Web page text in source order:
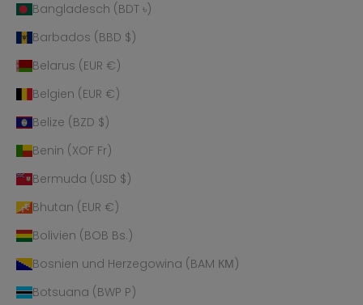
Bangladesch (BDT ৳)
Barbados (BBD $)
Belarus (EUR €)
Belgien (EUR €)
Belize (BZD $)
Benin (XOF Fr)
Bermuda (USD $)
Bhutan (EUR €)
Bolivien (BOB Bs.)
Bosnien und Herzegowina (BAM КМ)
Botsuana (BWP P)